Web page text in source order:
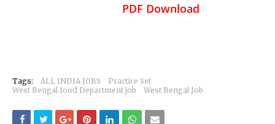
PDF Download
Tags: ALL INDIA JOBS
Practice Set
West Bengal food Department job
West Bengal Job